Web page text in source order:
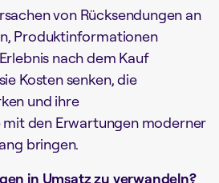
von Rücksendungen an
Produktinformationen
nach dem Kauf
Kosten senken, die
und ihre
den Erwartungen moderner
bringen.
in Umsatz zu verwandeln?